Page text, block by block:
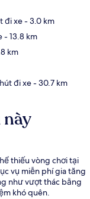
đi xe- 3.0 km
- 13.8 km
km
đi xe- 30.7 km
thiếu vòng chơi tại
vụ miễn phí gia tăng
như vượt thác bằng
khó quên.